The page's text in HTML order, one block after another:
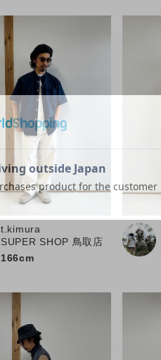
t.kimura
SUPER SHOP 鳥取店
166cm